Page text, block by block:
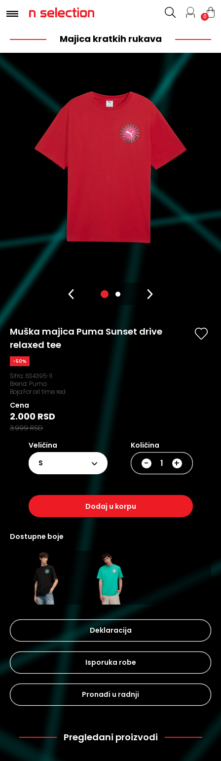
0
Majica kratkih rukava
Muška majica Puma Sunset drive
relaxed tee
-50%
Šifra: 634395-11
Brend: Puma
Boja:For all time red
Cena
2.000 RSD
3.999 RSD
Veličina
S
Količina
- +
dodaj u korpu
dostupne boje
Deklaracija
Isporuka robe
Pronađi u radnji
Pregledani proizvodi